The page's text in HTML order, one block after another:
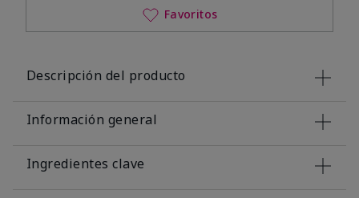
Favoritos
Descripción del producto
Información general
Ingredientes clave